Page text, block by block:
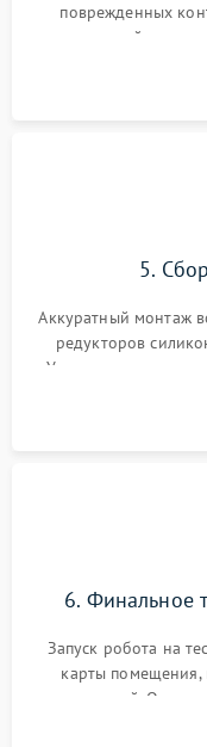
поврежденных
двигателей,
лидара или помпы
5.
Аккуратный монтаж
редукторов
Установка новых
микрофибры,
6. Финальное
Запуск робота на
карты помещения,
препятствий.
Тестирование